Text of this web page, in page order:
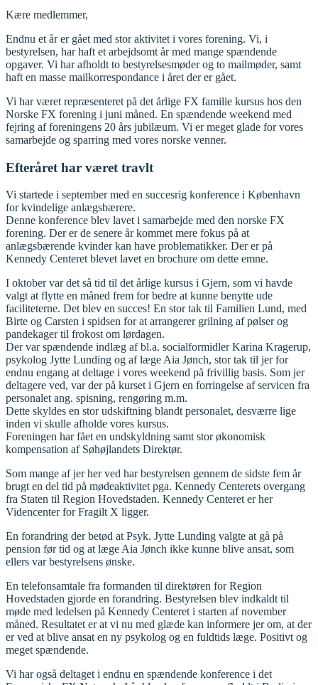
Kære medlemmer,
Endnu et år er gået med stor aktivitet i vores forening. Vi, i
bestyrelsen, har haft et arbejdsomt år med mange spændende
opgaver. Vi har afholdt to bestyrelsesmøder og to mailmøder, samt
haft en masse mailkorrespondance i året der er gået.
Vi har været repræsenteret på det årlige FX familie kursus hos den
Norske FX forening i juni måned. En spændende weekend med
fejring af foreningens 20 års jubilæum. Vi er meget glade for vores
samarbejde og sparring med vores norske venner.
Efteråret har været travlt
Vi startede i september med en succesrig konference i København
for kvindelige anlægsbærere.
Denne konference blev lavet i samarbejde med den norske FX
forening. Der er de senere år kommet mere fokus på at
anlægsbærende kvinder kan have problematikker. Der er på
Kennedy Centeret blevet lavet en brochure om dette emne.
I oktober var det så tid til det årlige kursus i Gjern, som vi havde
valgt at flytte en måned frem for bedre at kunne benytte ude
faciliteterne. Det blev en succes! En stor tak til Familien Lund, med
Birte og Carsten i spidsen for at arrangerer grilning af pølser og
pandekager til frokost om lørdagen.
Der var spændende indlæg af bl.a. socialformidler Karina Kragerup,
psykolog Jytte Lunding og af læge Aia Jønch, stor tak til jer for
endnu engang at deltage i vores weekend på frivillig basis. Som jer
deltagere ved, var der på kurset i Gjern en forringelse af servicen fra
personalet ang. spisning, rengøring m.m.
Dette skyldes en stor udskiftning blandt personalet, desværre lige
inden vi skulle afholde vores kursus.
Foreningen har fået en undskyldning samt stor økonomisk
kompensation af Søhøjlandets Direktør.
Som mange af jer her ved har bestyrelsen gennem de sidste fem år
brugt en del tid på mødeaktivitet pga. Kennedy Centerets overgang
fra Staten til Region Hovedstaden. Kennedy Centeret er her
Videncenter for Fragilt X ligger.
En forandring der betød at Psyk. Jytte Lunding valgte at gå på
pension før tid og at læge Aia Jønch ikke kunne blive ansat, som
ellers var bestyrelsens ønske.
En telefonsamtale fra formanden til direktøren for Region
Hovedstaden gjorde en forandring. Bestyrelsen blev indkaldt til
møde med ledelsen på Kennedy Centeret i starten af november
måned. Resultatet er at vi nu med glæde kan informere jer om, at der
er ved at blive ansat en ny psykolog og en fuldtids læge. Positivt og
meget spændende.
Vi har også deltaget i endnu en spændende konference i det